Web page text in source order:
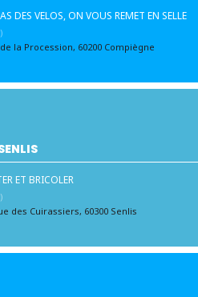
DES VELOS, ON VOUS REMET EN SELLE
la Procession, 60200 Compiègne
ET BRICOLER
des Cuirassiers, 60300 Senlis